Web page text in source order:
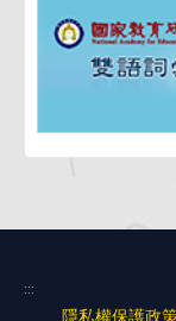
:::
隱私權保護政